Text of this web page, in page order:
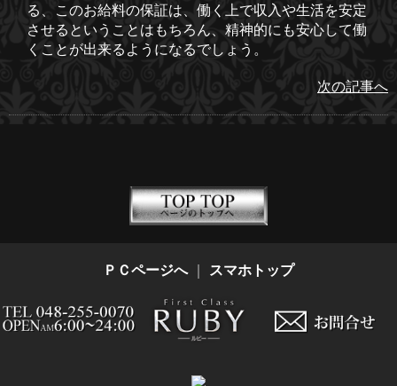
る、このお給料の保証は、働く上で収入や生活を安定
させるということはもちろん、精神的にも安心して働
くことが出来るようになるでしょう。
次の記事へ
ＰＣページへ｜ スマホトップ